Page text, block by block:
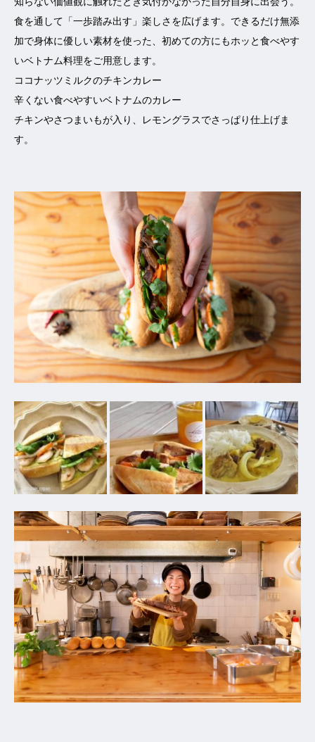
食を通して「一歩踏み出す」楽しさを広げます。できるだけ無添
加で身体に優しい素材を使った、初めての方にもホッと食べやす
いベトナム料理をご用意します。
ココナッツミルクのチキンカレー
辛くない食べやすいベトナムのカレー
チキンやさつまいもが入り、レモングラスでさっぱり仕上げま
す。